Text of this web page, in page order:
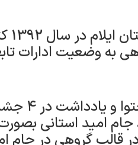
به وضعیت ادارات
کسب